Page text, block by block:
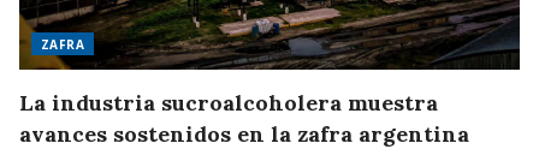
ZAFRA
La industria sucroalcoholera muestra
avances sostenidos en la zafra argentina